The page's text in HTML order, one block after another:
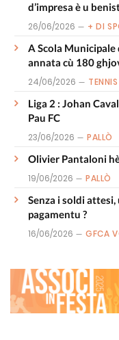
d’impresa è u
26/06/2026 + DI
A Scola Municipale
annata cù 180
24/06/2026 TENNIS
Liga 2 : Johan
Pau FC
23/06/2026 PALLÒ
Olivier Pantaloni
19/06/2026 PALLÒ
Senza i soldi attesi,
pagamentu ?
16/06/2026 GFCA